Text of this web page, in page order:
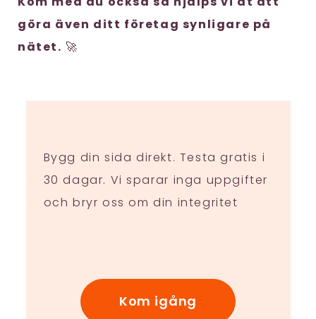
göra även ditt företag synligare på
nätet. 🚀
Bygg din sida direkt. Testa gratis i
30 dagar. Vi sparar inga uppgifter
och bryr oss om din integritet
Kom igång